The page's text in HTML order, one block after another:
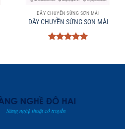
DÂY CHUYỀN SỪNG SƠN MÀI
DÂY CHUYỀN SỪNG SƠN MÀI
sao